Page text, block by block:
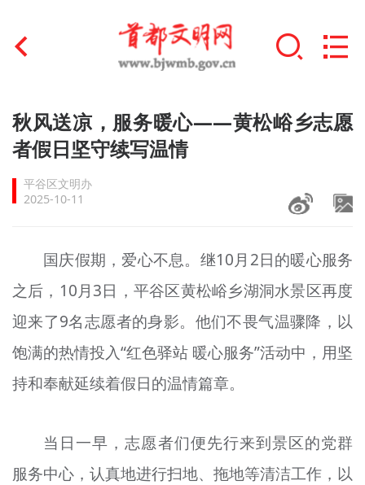
首页
文明创建
文明实践
未成年人思想道德建设
榜样人物
+
身边好人
文明评论
宣传思想文化人才
秋风送凉，服务暖心——黄松峪乡志愿
者假日坚守续写温情
平谷区文明办
2025-10-11
国庆假期，爱心不息。继10月2日的暖心服务
之后，10月3日，平谷区黄松峪乡湖洞水景区再度
迎来了9名志愿者的身影。他们不畏气温骤降，以
饱满的热情投入“红色驿站 暖心服务”活动中，用坚
持和奉献延续着假日的温情篇章。
当日一早，志愿者们便先行来到景区的党群
服务中心，认真地进行扫地、拖地等清洁工作，以